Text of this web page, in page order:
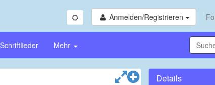
Anmelden/Registrieren
Schriftlieder Mehr
Details